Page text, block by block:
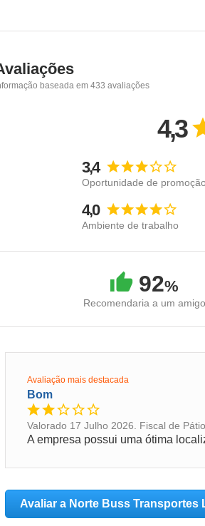
baseada em 433 avaliações
4,3
3,4
Oportunidade de promoção
4,0
Ambiente de trabalho
92%
Recomendaria a um amigo
Avaliação mais destacada
Bom
Valorado 17 Julho 2026. Fiscal de
Avaliar a Norte Buss Transportes